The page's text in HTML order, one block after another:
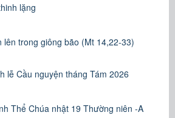
lặng
lên trong giông bão (Mt 14,22-33)
lễ Cầu nguyện tháng Tám 2026
Thể Chúa nhật 19 Thường niên -A